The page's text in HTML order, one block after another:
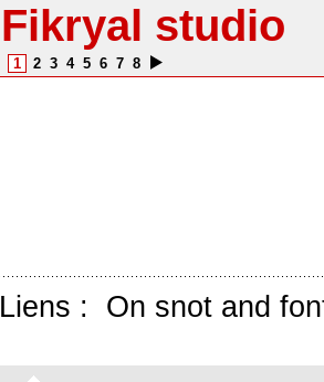
Fikryal studio
1 2 3 4 5 6 7 8
Liens : On snot and